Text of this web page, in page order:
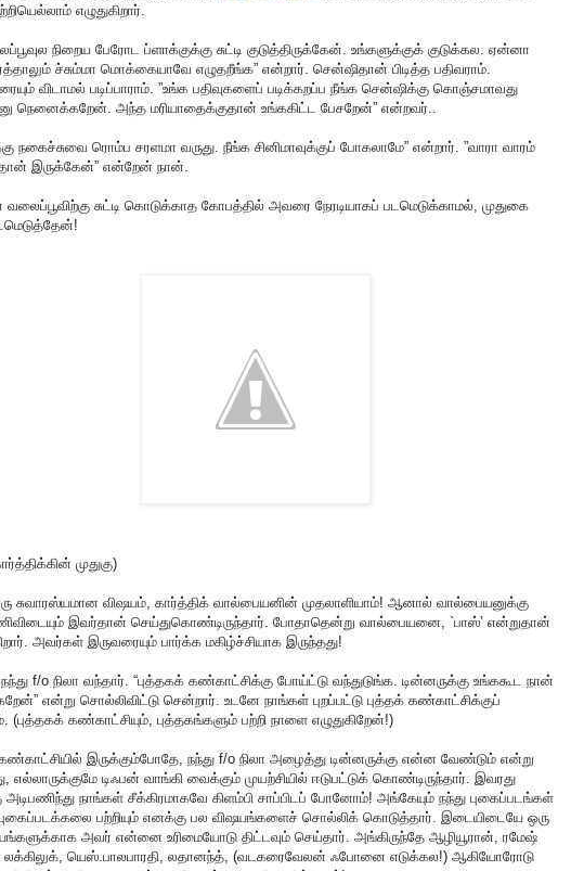
எழுதுகிறார்.
நிறைய பேரோட ப்ளாக்குக்கு சுட்டி குடுத்திருக்கேன். உங்களுக்குக் குடுக்கல. ஏன்னா
ச்சும்மா மொக்கையாவே எழுதறீங்க” என்றார். சென்ஷிதான் பிடித்த பதிவராம்.
விடாமல் படிப்பாராம். ”உங்க பதிவுகளைப் படிக்கறப்ப நீங்க சென்ஷிக்கு கொஞ்சமாவது
நெனைக்கறேன். அந்த மரியாதைக்குதான் உங்ககிட்ட பேசறேன்” என்றவர்..
நகைச்சுவை ரொம்ப சரளமா வருது. நீங்க சினிமாவுக்குப் போகலாமே” என்றார். ”வாரா வாரம்
இருக்கேன்” என்றேன் நான்.
சுட்டி கொடுக்காத கோபத்தில் அவரை நேரடியாகப் படமெடுக்காமல், முதுகை
முதுகு)
சுவாரஸ்யமான விஷயம், கார்த்திக் வால்பையனின் முதலாளியாம்! ஆனால் வால்பையனுக்கு
இவர்தான் செய்துகொண்டிருந்தார். போதாதென்று வால்பையனை, `பாஸ்’ என்றுதான்
அவர்கள் இருவரையும் பார்க்க மகிழ்ச்சியாக இருந்தது!
f/o நிலா வந்தார். “புத்தகக் கண்காட்சிக்கு போய்ட்டு வந்துடுங்க. டின்னருக்கு உங்ககூட நான்
என்று சொல்லிவிட்டு சென்றார். உடனே நாங்கள் புறப்பட்டு புத்தக் கண்காட்சிக்குப்
கண்காட்சியும், புத்தகங்களும் பற்றி நாளை எழுதுகிறேன்!)
இருக்கும்போதே, நந்து f/o நிலா அழைத்து டின்னருக்கு என்ன வேண்டும் என்று
எல்லாருக்குமே டிஃபன் வாங்கி வைக்கும் முயற்சியில் ஈடுபட்டுக் கொண்டிருந்தார். இவரது
அடிபணிந்து நாங்கள் சீக்கிரமாகவே கிளம்பி சாப்பிடப் போனோம்! அங்கேயும் நந்து புகைப்படங்கள்
புகைப்படக்கலை பற்றியும் எனக்கு பல விஷயங்களைச் சொல்லிக் கொடுத்தார். இடையிடையே ஒரு
அவர் என்னை உரிமையோடு திட்டவும் செய்தார். அங்கிருந்தே ஆழியூரான், ரமேஷ்
யெஸ்.பாலபாரதி, லதானந்த், (வடகரைவேலன் ஃபோனை எடுக்கல!) ஆகியோரோடு